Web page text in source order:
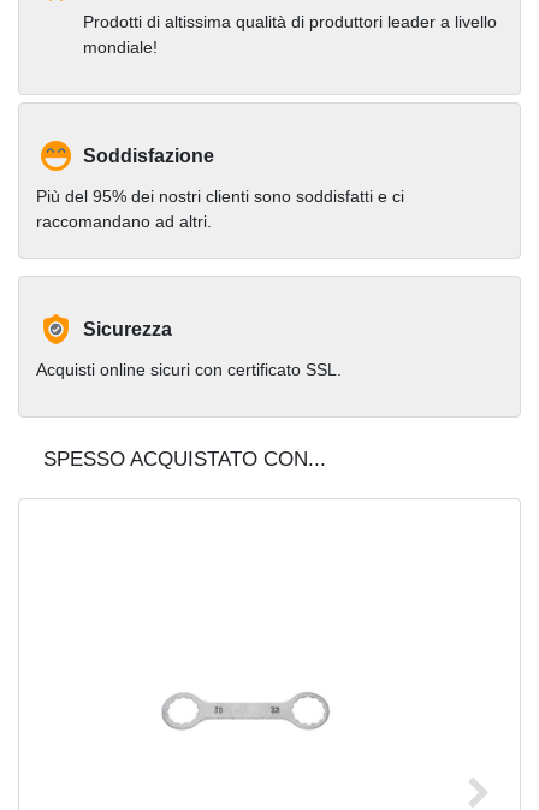
Prodotti di altissima qualità di produttori leader a livello
mondiale!
Soddisfazione
Più del 95% dei nostri clienti sono soddisfatti e ci
raccomandano ad altri.
Sicurezza
Acquisti online sicuri con certificato SSL.
SPESSO ACQUISTATO CON...